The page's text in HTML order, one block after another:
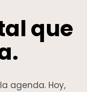
que
agenda. Hoy,